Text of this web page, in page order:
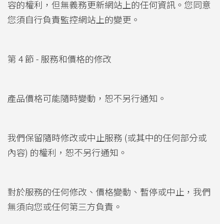
容的權利，但無義務更新網站上的任何資訊。您同意
您須自行負責監控網站上的變更。
第 4 節 - 服務和價格的修改
產品價格可能隨時變動，恕不另行通知。
我們保留隨時修改或中止服務 (或其中的任何部分或
內容) 的權利，恕不另行通知。
對於服務的任何修改、價格變動、暫停或中止，我們
無須向您或任何第三方負責。